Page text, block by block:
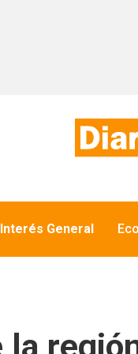
Interés General
la